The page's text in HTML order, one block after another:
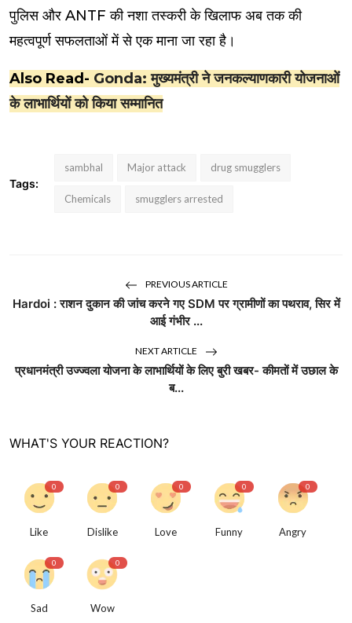
पुलिस और ANTF की नशा तस्करी के खिलाफ अब तक की
महत्वपूर्ण सफलताओं में से एक माना जा रहा है।
Also Read- Gonda: मुख्यमंत्री ने जनकल्याणकारी योजनाओं
के लाभार्थियों को किया सम्मानित
Tags:
sambhal Major attack drug smugglers
Chemicals smugglers arrested
PREVIOUS ARTICLE
Hardoi : राशन दुकान की जांच करने गए SDM पर ग्रामीणों का पथराव, सिर में
आई गंभीर ...
NEXT ARTICLE
प्रधानमंत्री उज्ज्वला योजना के लाभार्थियों के लिए बुरी खबर- कीमतों में उछाल के
ब...
WHAT'S YOUR REACTION?
0
Like
0
Dislike
0
Love
0
Funny
0
Angry
0
Sad
0
Wow